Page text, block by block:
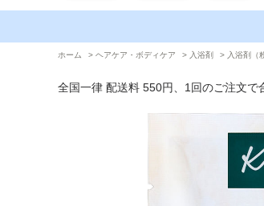
ホーム > ヘアケア・ボディケア > 入浴剤 > 入浴剤（
全国一律 配送料 550円、1回のご注文